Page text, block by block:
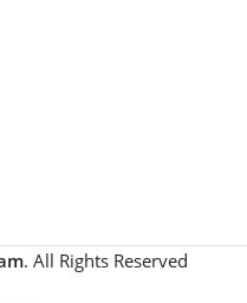
. All Rights Reserved